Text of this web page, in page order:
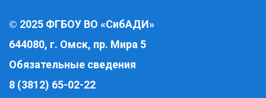
© 2025 ФГБОУ ВО «СибАДИ»
644080, г. Омск, пр. Мира 5
Обязательные сведения
8 (3812) 65-02-22